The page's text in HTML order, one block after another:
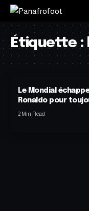
Étiquette :
Le Mondial
Ronaldo pour
2 Min Read